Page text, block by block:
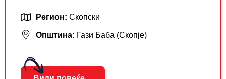
Регион: Скопски
Општина: Гази Баба (Скопје)